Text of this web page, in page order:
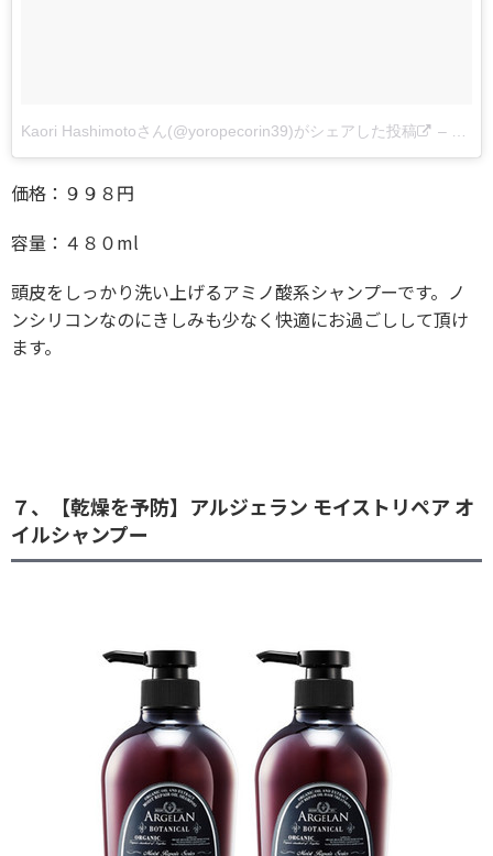
Kaori Hashimotoさん(@yoropecorin39)がシェアした投稿 – 2017
価格：９９８円
容量：４８０ml
頭皮をしっかり洗い上げるアミノ酸系シャンプーです。ノ
ンシリコンなのにきしみも少なく快適にお過ごしして頂け
ます。
７、【乾燥を予防】アルジェラン モイストリペア オ
イルシャンプー